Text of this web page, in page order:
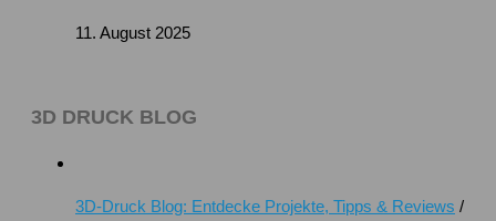
11. August 2025
3D DRUCK BLOG
3D-Druck Blog: Entdecke Projekte, Tipps & Reviews /